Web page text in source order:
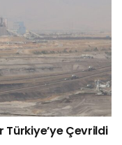
Türkiye’ye Çevrildi